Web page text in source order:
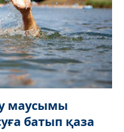
маусымы
батып қаза